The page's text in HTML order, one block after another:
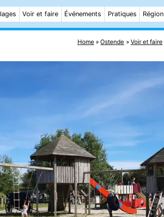
Voir et faire Événements Pratiques Région
Home Ostende Voir et faire